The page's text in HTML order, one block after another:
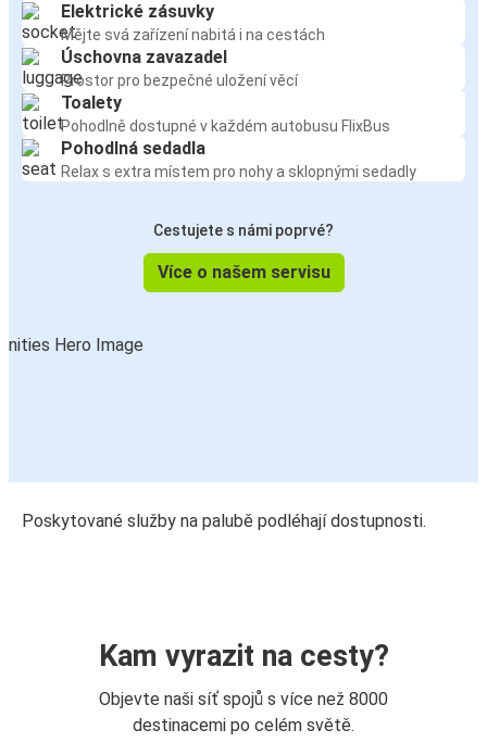
Elektrické zásuvky
Mějte svá zařízení nabitá i na cestách
Úschovna zavazadel
Prostor pro bezpečné uložení věcí
Toalety
Pohodlně dostupné v každém autobusu FlixBus
Pohodlná sedadla
Relax s extra místem pro nohy a sklopnými sedadly
Cestujete s námi poprvé?
Více o našem servisu
Poskytované služby na palubě podléhají dostupnosti.
Kam vyrazit na cesty?
Objevte naši síť spojů s více než 8000
destinacemi po celém světě.